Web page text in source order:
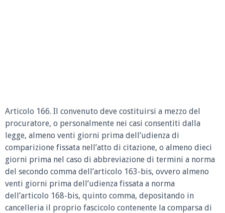
Articolo 166. Il convenuto deve costituirsi a mezzo del
procuratore, o personalmente nei casi consentiti dalla
legge, almeno venti giorni prima dell’udienza di
comparizione fissata nell’atto di citazione, o almeno dieci
giorni prima nel caso di abbreviazione di termini a norma
del secondo comma dell’articolo 163-bis, ovvero almeno
venti giorni prima dell’udienza fissata a norma
dell’articolo 168-bis, quinto comma, depositando in
cancelleria il proprio fascicolo contenente la comparsa di